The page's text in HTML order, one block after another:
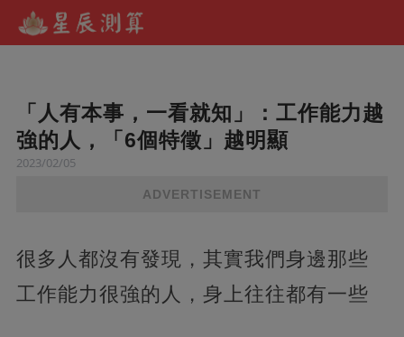
「人有本事，一看就知」：工作能力越
強的人，「6個特徵」越明顯
2023/02/05
ADVERTISEMENT
很多人都沒有發現，其實我們身邊那些
工作能力很強的人，身上往往都有一些